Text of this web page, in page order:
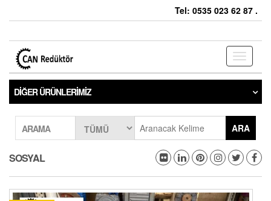
Tel: 0535 023 62 87 .
Toggle
DIĞER ÜRÜNLERIMIZ
ARAMA ARA
SOSYAL